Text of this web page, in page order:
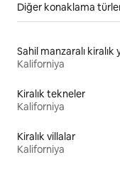
Diğer konaklama
Sahil manzaralı kiralık
Kaliforniya
Kiralık tekneler
Kaliforniya
Kiralık villalar
Kaliforniya